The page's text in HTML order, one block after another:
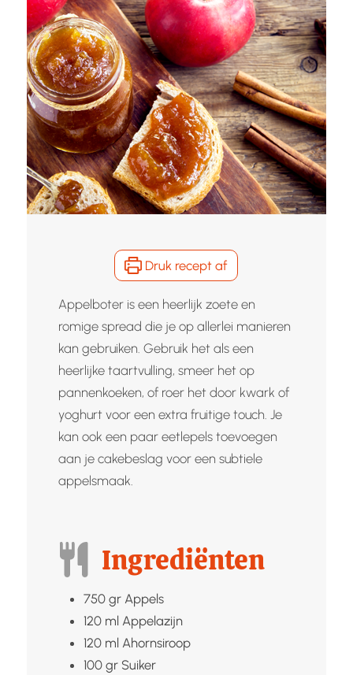
Druk recept af
Appelboter is een heerlijk zoete en
romige spread die je op allerlei manieren
kan gebruiken. Gebruik het als een
heerlijke taartvulling, smeer het op
pannenkoeken, of roer het door kwark of
yoghurt voor een extra fruitige touch. Je
kan ook een paar eetlepels toevoegen
aan je cakebeslag voor een subtiele
appelsmaak.
Ingrediënten
750 gr Appels
120 ml Appelazijn
120 ml Ahornsiroop
100 gr Suiker